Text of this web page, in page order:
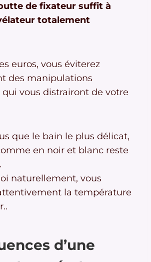
de fixateur suffit à
totalement
euros, vous éviterez
des manipulations
qui vous distrairont de votre
que le bain le plus délicat,
en noir et blanc reste
naturellement, vous
la température
d’une